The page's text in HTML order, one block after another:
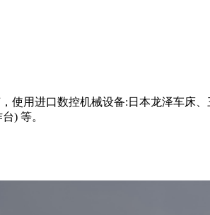
使用进口数控机械设备:日本龙泽车床
) 等。